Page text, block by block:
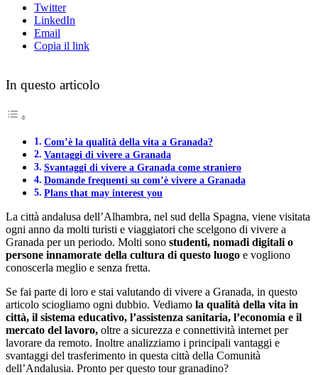
Twitter
LinkedIn
Email
Copia il link
In questo articolo
Com’è la qualità della vita a Granada?
Vantaggi di vivere a Granada
Svantaggi di vivere a Granada come straniero
Domande frequenti su com’è vivere a Granada
Plans that may interest you
La città andalusa dell’Alhambra, nel sud della Spagna, viene visitata
ogni anno da molti turisti e viaggiatori che scelgono di vivere a
Granada per un periodo. Molti sono studenti, nomadi digitali o
persone innamorate della cultura di questo luogo e vogliono
conoscerla meglio e senza fretta.
Se fai parte di loro e stai valutando di vivere a Granada, in questo
articolo sciogliamo ogni dubbio. Vediamo la qualità della vita in
città, il sistema educativo, l’assistenza sanitaria, l’economia e il
mercato del lavoro, oltre a sicurezza e connettività internet per
lavorare da remoto. Inoltre analizziamo i principali vantaggi e
svantaggi del trasferimento in questa città della Comunità
dell’Andalusia. Pronto per questo tour granadino?